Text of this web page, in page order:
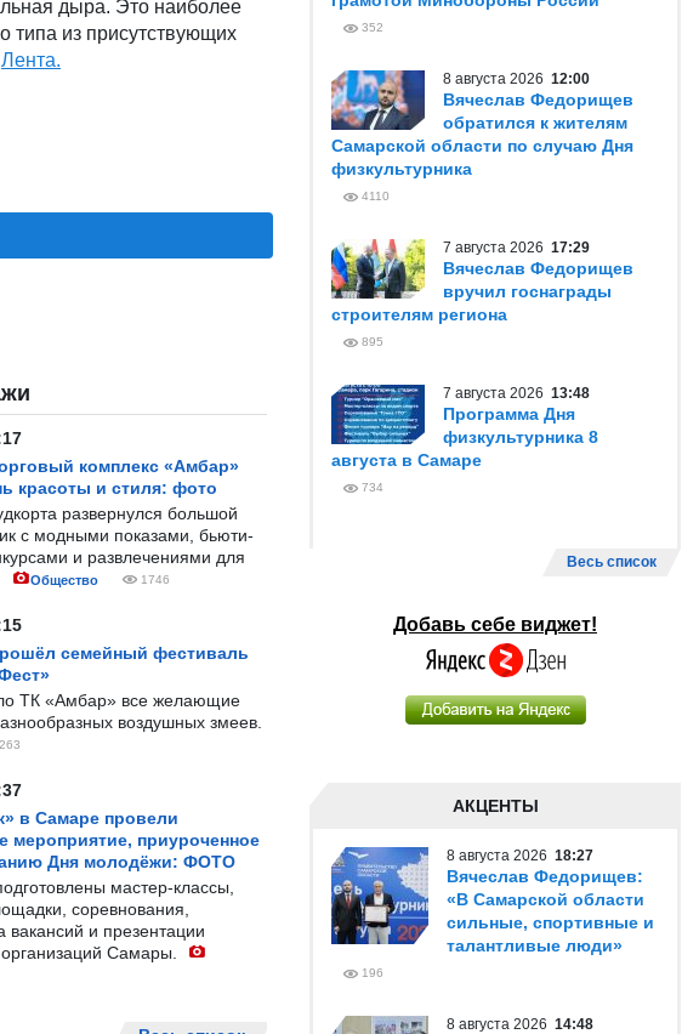
дыра. Это наиболее
типа из присутствующих
Лента.
комплекс «Амбар»
красоты и стиля: фото
развернулся большой
с модными показами, бьюти-
и развлечениями для
Общество 1746
семейный фестиваль
ТК «Амбар» все желающие
воздушных змеев.
в Самаре провели
мероприятие, приуроченное
Дня молодёжи: ФОТО
мастер-классы,
соревнования,
вакансий и презентации
Самары.
352
8 августа 2026 12:00
Вячеслав Федорищев
обратился к жителям
Самарской области по случаю Дня
физкультурника
4110
7 августа 2026 17:29
Вячеслав Федорищев
вручил госнаграды
строителям региона
895
7 августа 2026 13:48
Программа Дня
физкультурника 8
августа в Самаре
734
Весь список
Добавь себе виджет!
АКЦЕНТЫ
8 августа 2026 18:27
Вячеслав Федорищев:
«В Самарской области
сильные, спортивные и
талантливые люди»
196
8 августа 2026 14:48